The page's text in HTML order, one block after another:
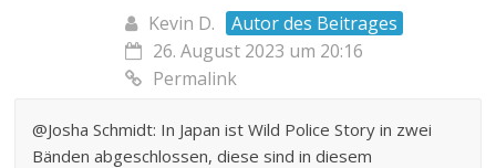
Kevin D.
Autor des Beitrages
26. August 2023 um 20:16
Permalink
@Josha Schmidt: In Japan ist Wild Police Story in zwei
Bänden abgeschlossen, diese sind in diesem